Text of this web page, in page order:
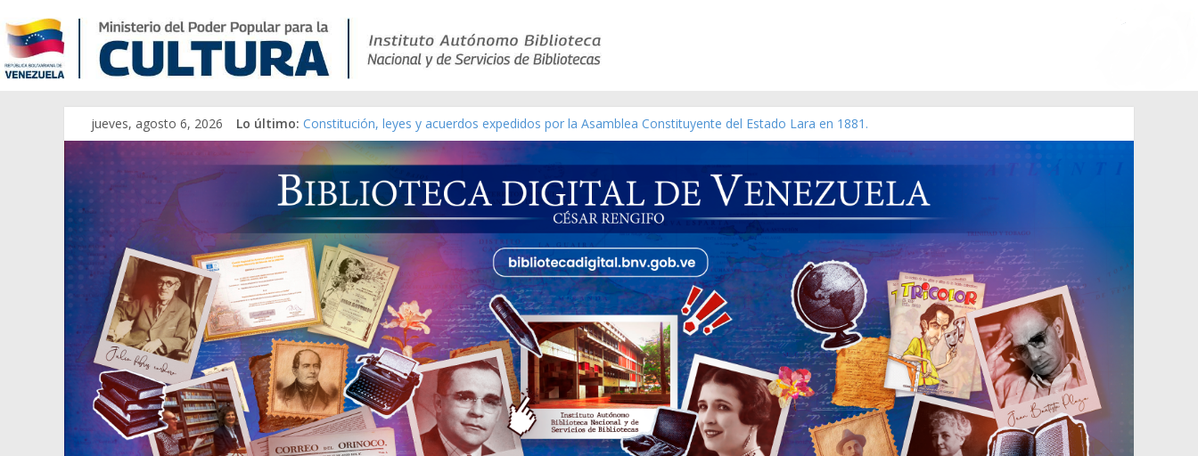
jueves, agosto 6, 2026 Lo último: Constitución, leyes y acuerdos expedidos por la Asamblea Constituyente del Estado Lara en 1881.
Una Parálisis [material gráfico]
Modesta Bor Sánchez [material gráfico]
Gaceta Oficial de la República de Venezuela año CXXXIII Mes V, Caracas 09 de marzo de 2006 N° 38.394
Catálogo temático de obras de Modesta Bor